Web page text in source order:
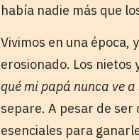
había nadie más que
Vivimos en una época,
erosionado. Los nietos
qué mi papá nunca ve a
separe. A pesar de
esenciales para